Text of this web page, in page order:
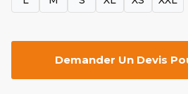
Demander Un Devis